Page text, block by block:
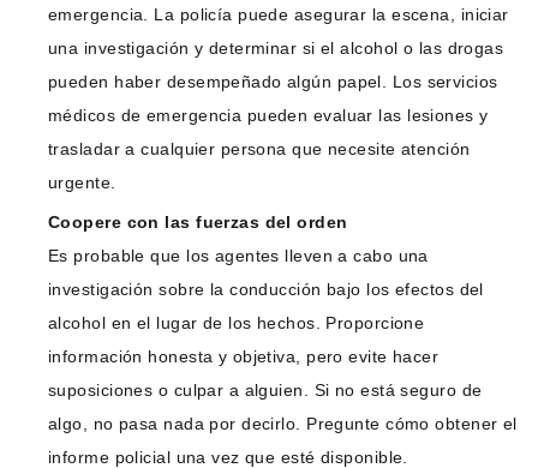
emergencia. La policía puede asegurar la escena, iniciar
una investigación y determinar si el alcohol o las drogas
pueden haber desempeñado algún papel. Los servicios
médicos de emergencia pueden evaluar las lesiones y
trasladar a cualquier persona que necesite atención
urgente.
Coopere con las fuerzas del orden
Es probable que los agentes lleven a cabo una
investigación sobre la conducción bajo los efectos del
alcohol en el lugar de los hechos. Proporcione
información honesta y objetiva, pero evite hacer
suposiciones o culpar a alguien. Si no está seguro de
algo, no pasa nada por decirlo. Pregunte cómo obtener el
informe policial una vez que esté disponible.